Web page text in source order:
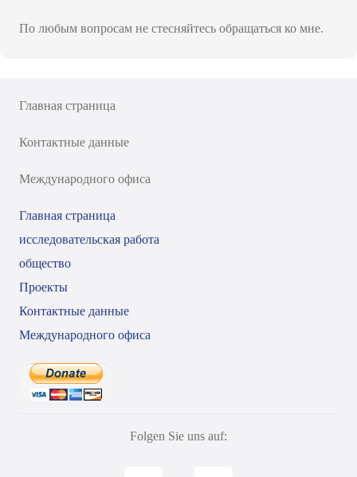
По любым вопросам не стесняйтесь обращаться ко мне.
Главная страница
Контактные данные
Международного офиса
Главная страница
исследовательская работа
общество
Проекты
Контактные данные
Международного офиса
Folgen Sie uns auf: